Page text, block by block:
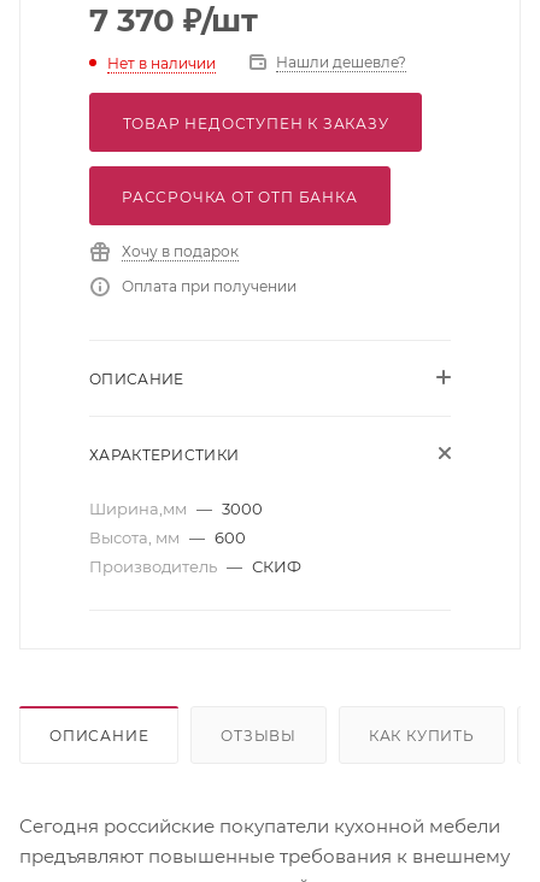
7 370 ₽/шт
Нет в наличии Нашли дешевле?
ТОВАР НЕДОСТУПЕН К ЗАКАЗУ
РАССРОЧКА ОТ ОТП БАНКА
Хочу в подарок
Оплата при получении
ОПИСАНИЕ
ХАРАКТЕРИСТИКИ
Ширина,мм — 3000
Высота, мм — 600
Производитель — СКИФ
ОПИСАНИЕ ОТЗЫВЫ КАК КУПИТЬ
Сегодня российские покупатели кухонной мебели
предъявляют повышенные требования к внешнему